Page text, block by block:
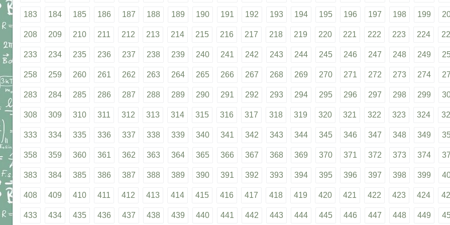
183 184 185 186 187 188 189 190 191 192 193 194 195 196 197 198 199
208 209 210 211 212 213 214 215 216 217 218 219 220 221 222 223 224
233 234 235 236 237 238 239 240 241 242 243 244 245 246 247 248 249
258 259 260 261 262 263 264 265 266 267 268 269 270 271 272 273 274
283 284 285 286 287 288 289 290 291 292 293 294 295 296 297 298 299
308 309 310 311 312 313 314 315 316 317 318 319 320 321 322 323 324
333 334 335 336 337 338 339 340 341 342 343 344 345 346 347 348 349
358 359 360 361 362 363 364 365 366 367 368 369 370 371 372 373 374
383 384 385 386 387 388 389 390 391 392 393 394 395 396 397 398 399
408 409 410 411 412 413 414 415 416 417 418 419 420 421 422 423 424
433 434 435 436 437 438 439 440 441 442 443 444 445 446 447 448 449